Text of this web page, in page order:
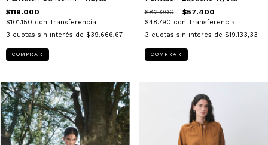
$119.000
$101.150 con Transferencia
3 cuotas sin interés de $39.666,67
COMPRAR
$82.000 $57.400
$48.790 con Transferencia
3 cuotas sin interés de $19.133,33
COMPRAR